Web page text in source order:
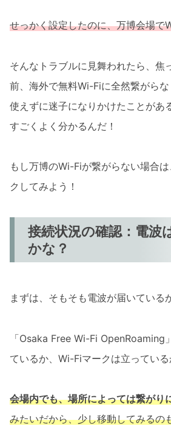
せっかく設定したのに、万博会場で
そんなトラブルに見舞われたら、焦
前、海外で無料Wi-Fiに全然繋がら
使えずに迷子になりかけたことがあ
すごくよく分かるんだ！
もし万博のWi-Fiが繋がらない場合
クしてみよう！
接続状況の確認：電波
かな？
まずは、そもそも電波が届いている
「Osaka Free Wi-Fi OpenRoaming
ているか、Wi-Fiマークは立っている
会場内でも、場所によっては繋がり
みたいだから、少し移動してみるの